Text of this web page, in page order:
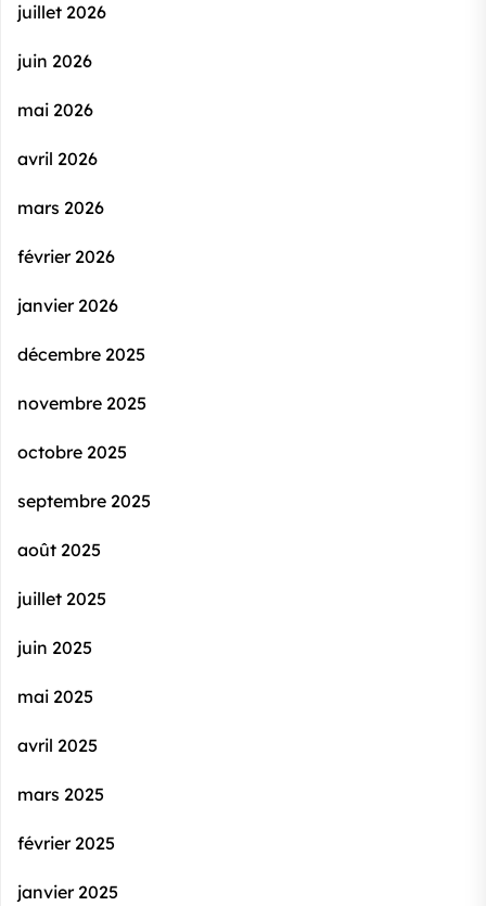
juillet 2026
juin 2026
mai 2026
avril 2026
mars 2026
février 2026
janvier 2026
décembre 2025
novembre 2025
octobre 2025
septembre 2025
août 2025
juillet 2025
juin 2025
mai 2025
avril 2025
mars 2025
février 2025
janvier 2025